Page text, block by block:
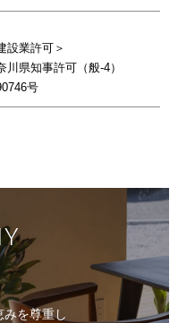
設業許可＞
川県知事許可（般-4）
号
みを尊重し